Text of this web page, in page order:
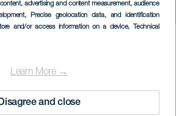
advertising and content measurement, audience
, Precise geolocation data, and identification
and/or access information on a device, Technical
Learn More →
and close
los Cisnes